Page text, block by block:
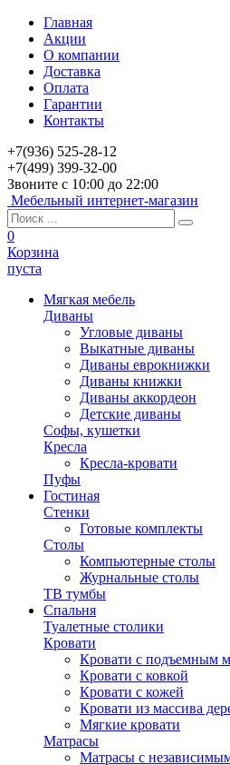
Главная
Акции
О компании
Доставка
Оплата
Гарантии
Контакты
+7(936) 525-28-12
+7(499) 399-32-00
Звоните с 10:00 до 22:00
Мебельный интернет-магазин
0
Корзина
пуста
Мягкая мебель
Диваны
Угловые диваны
Выкатные диваны
Диваны еврокнижки
Диваны книжки
Диваны аккордеон
Детские диваны
Софы, кушетки
Кресла
Кресла-кровати
Пуфы
Гостиная
Стенки
Готовые комплекты
Столы
Компьютерные столы
Журнальные столы
ТВ тумбы
Спальня
Туалетные столики
Кровати
Кровати с подъемным
Кровати с ковкой
Кровати с кожей
Кровати из массива
Мягкие кровати
Матрасы
Матрасы с